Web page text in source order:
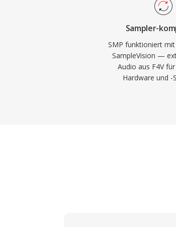
Sampler-
SMP funktioniert
SampleVision —
Audio aus F4V
Hardware und -